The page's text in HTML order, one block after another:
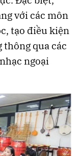
với các môn
tạo điều kiện
qua các
ngoại